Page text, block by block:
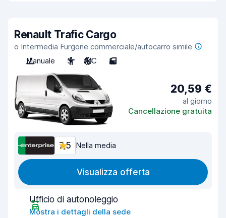
Renault Trafic Cargo
o Intermedia Furgone commerciale/autocarro simile
Manuale
3 A/C 5
20,59 €
al giorno
Cancellazione gratuita
7,5 Nella media
Visualizza offerta
Ufficio di autonoleggio
Mostra i dettagli della sede